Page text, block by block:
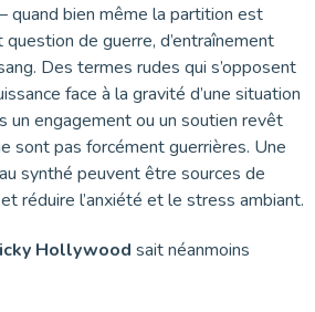
– quand bien même la partition est
de guerre, d’entraînement
Des termes rudes qui s’opposent
face à la gravité d’une situation
un engagement ou un soutien revêt
sont pas forcément guerrières. Une
synthé peuvent être sources de
réduire l’anxiété et le stress ambiant.
Hollywood sait néanmoins